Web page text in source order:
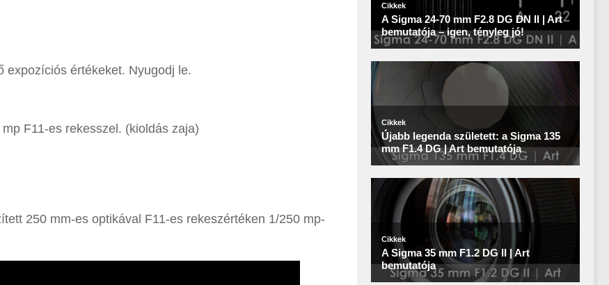
expozíciós értékeket. Nyugodj le.
F11-es rekesszel. (kioldás zaja)
250 mm-es optikával F11-es rekeszértéken 1/250 mp-